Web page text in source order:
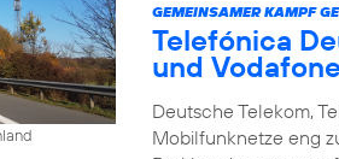
GEMEINSAMER KAMPF
Telefónica
und
Deutsche Telekom,
Mobilfunknetze eng